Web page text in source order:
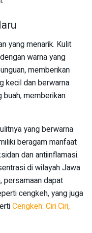
yang menarik. Kulit
warna yang
memberikan
kecil dan berwarna
buah, memberikan
yang berwarna
beragam manfaat
dan antiinflamasi.
di wilayah Jawa
persamaan dapat
cengkeh, yang juga
Cengkeh: Ciri Ciri,